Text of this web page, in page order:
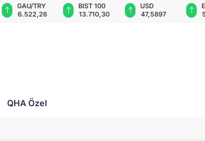
GAU/TRY
6.522,26
BIST 100
13.710,30
USD
47,5897
QHA Özel